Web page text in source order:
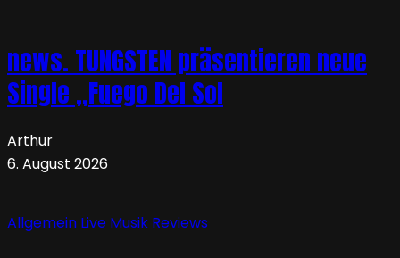
news. TUNGSTEN präsentieren neue
Single „Fuego Del Sol
Arthur
6. August 2026
Allgemein Live Musik Reviews